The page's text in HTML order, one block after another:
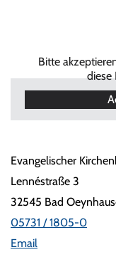
Bitte
diese
Evangelischer
Lennéstraße 3
32545 Bad
05731 / 1805-0
Email